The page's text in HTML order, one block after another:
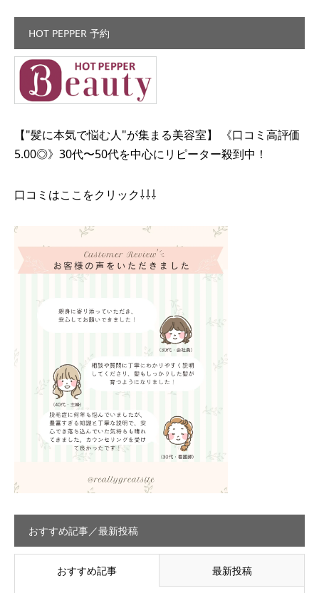
HOT PEPPER 予約
【"髪に本気で悩む人"が集まる美容室】 《口コミ高評価
5.00◎》30代〜50代を中心にリピーター殺到中！
口コミはここをクリック⇩⇩⇩
おすすめ記事／最新投稿
おすすめ記事 最新投稿